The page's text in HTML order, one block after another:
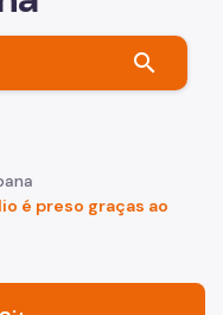
search
é preso graças ao